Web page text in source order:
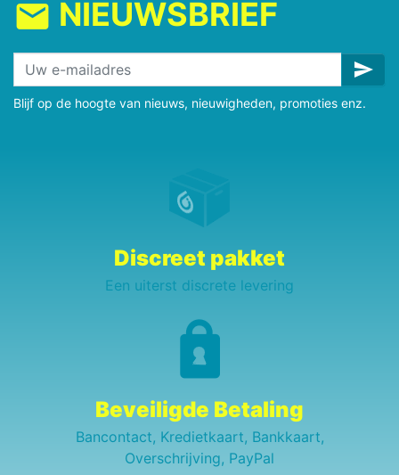
mail NIEUWSBRIEF
send
Blijf op de hoogte van nieuws, nieuwigheden, promoties enz.
Discreet pakket
Een uiterst discrete levering
Beveiligde Betaling
Bancontact, Kredietkaart, Bankkaart,
Overschrijving, PayPal